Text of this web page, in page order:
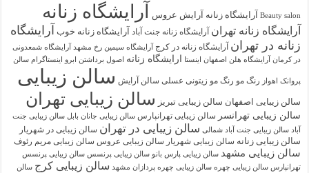
Beauty salon آرايشگاه زنانه آرایش عروس آرایشگاه زنانه
آرایشگاه زنانه تهران آرایشگاه زنانه جنت آباد آرایشگاه زنانه خوب آرایشگاه
زنانه در تهران آرایشگاه زنانه در کرج آرایشگاه سیمین رخ مشهد
آرایشگاه شمعدونی
در کرمان آرایشگاه هلن اصفهان اینستا ارایشگاه زنانه اصول برداشتن ابرو اینستاگرام سالن
پروانک اهواز رنگ مو رنگ مو زیتونی عسلی سالن آرایش سالن زیبایی
سالن زیبایی اصفهان سالن زیبایی تبریز سالن زیبایی تهران
سالن زیبایی تهرانسر سالن زیبایی تهرانپارس سالن زیبایی جانان بابل سالن زیبایی جنت
آباد سالن زیبایی جنت آباد شمالی سالن زیبایی در تهران سالن زیبایی در شهریار
سالن زیبایی زنانه سالن زیبایی شهریار سالن زیبایی عروس سالن زیبایی مریم رئوف
سالن زیبایی مشهد سالن زیبایی پارس بانو سالن زیبایی پرنسس سالن زیبایی پرنسس
تهرانپارس سالن زیبایی چهره سالن زیبایی چهره پردازان مشهد سالن زیبایی کرج سالن